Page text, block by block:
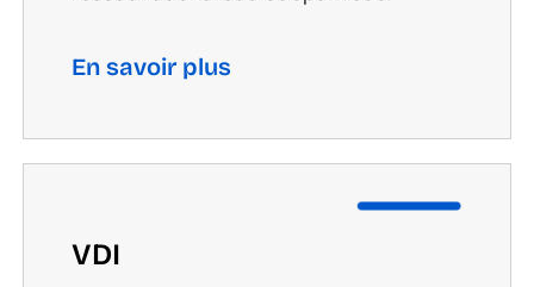
En savoir plus
VDI